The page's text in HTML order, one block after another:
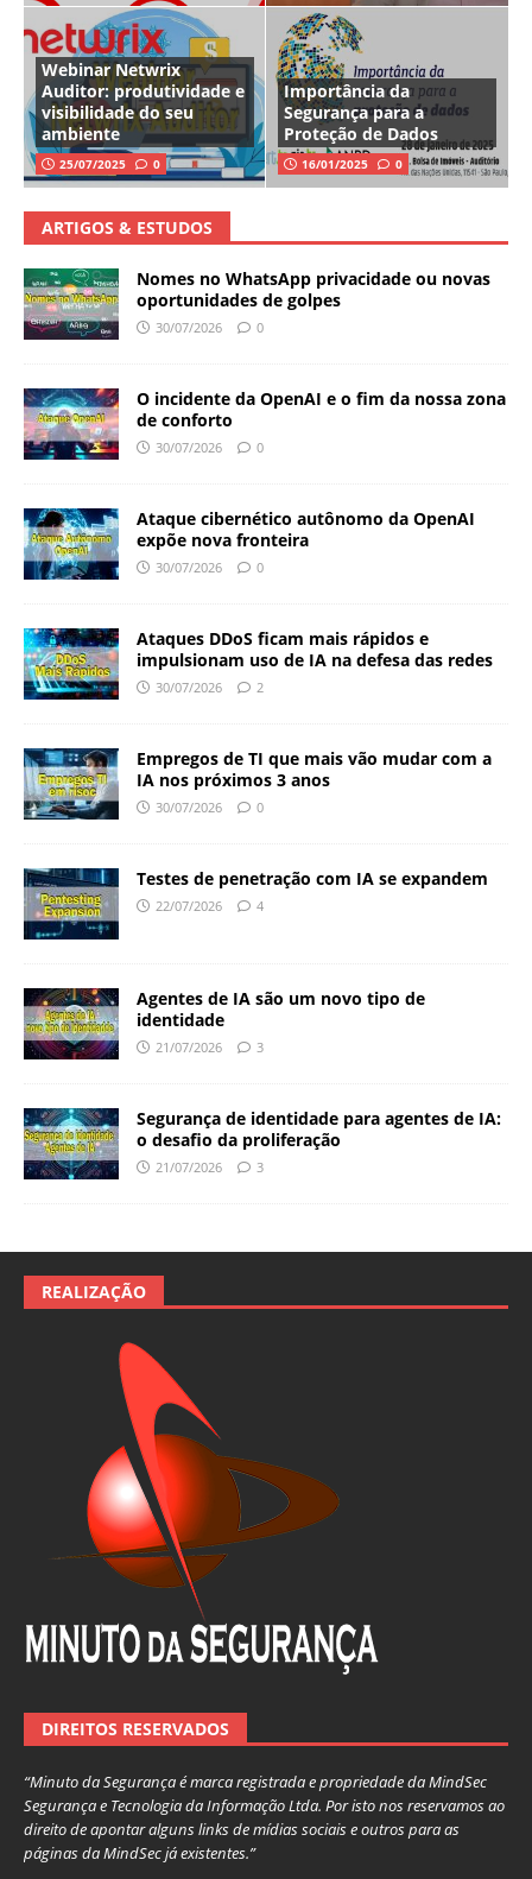
Webinar Netwrix
Auditor: produtividade e
visibilidade do seu
ambiente
25/07/2025 0
Importância da
Segurança para a
Proteção de Dados
16/01/2025 0
ARTIGOS & ESTUDOS
Nomes no WhatsApp privacidade ou novas
oportunidades de golpes
30/07/2026 0
O incidente da OpenAI e o fim da nossa zona
de conforto
30/07/2026 0
Ataque cibernético autônomo da OpenAI
expõe nova fronteira
30/07/2026 0
Ataques DDoS ficam mais rápidos e
impulsionam uso de IA na defesa das redes
30/07/2026 2
Empregos de TI que mais vão mudar com a
IA nos próximos 3 anos
30/07/2026 0
Testes de penetração com IA se expandem
22/07/2026 4
Agentes de IA são um novo tipo de
identidade
21/07/2026 3
Segurança de identidade para agentes de IA:
o desafio da proliferação
21/07/2026 3
REALIZAÇÃO
DIREITOS RESERVADOS
“Minuto da Segurança é marca registrada e propriedade da MindSec
Segurança e Tecnologia da Informação Ltda. Por isto nos reservamos ao
direito de apontar alguns links de mídias sociais e outros para as
páginas da MindSec já existentes.”